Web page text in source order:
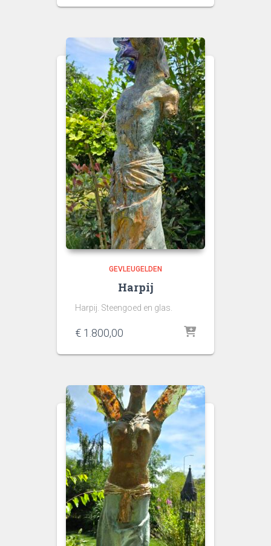
GEVLEUGELDEN
Harpij
Harpij. Steengoed en glas.
€ 1.800,00